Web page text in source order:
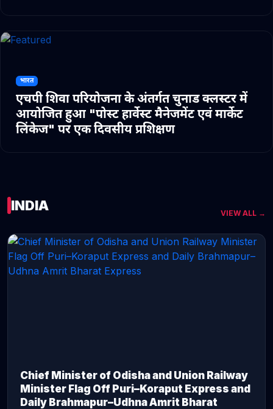
भारत
एचपी शिवा परियोजना के अंतर्गत चुनाड क्लस्टर में
आयोजित हुआ "पोस्ट हार्वेस्ट मैनेजमेंट एवं मार्केट
लिंकेज" पर एक दिवसीय प्रशिक्षण
INDIA VIEW ALL →
Chief Minister of Odisha and Union Railway
Minister Flag Off Puri–Koraput Express and
Daily Brahmapur–Udhna Amrit Bharat